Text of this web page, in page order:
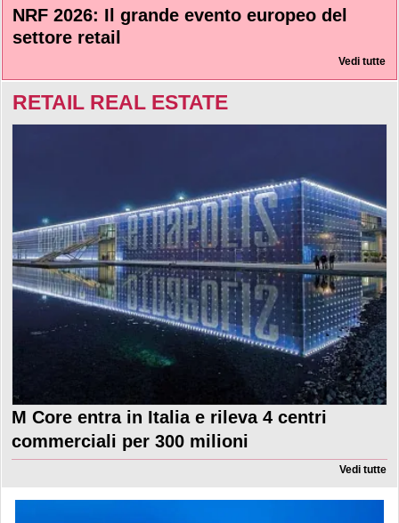
NRF 2026: Il grande evento europeo del
settore retail
Vedi tutte
RETAIL REAL ESTATE
M Core entra in Italia e rileva 4 centri
commerciali per 300 milioni
Vedi tutte